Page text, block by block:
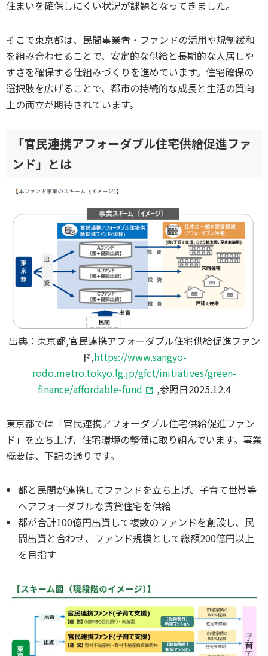
住まいを確保しにくい状況が課題となってきました。
そこで東京都は、民間事業者・ファンドの活用や規制緩和
を組み合わせることで、安定的な供給と長期的な入居しや
すさを確保する仕組みづくりを進めています。住宅確保の
選択肢を広げることで、都市の持続的な成長と生活の質向
上の両立が期待されています。
「官民連携アフォーダブル住宅供給促進ファ
ンド」とは
出典：東京都,官民連携アフォーダブル住宅供給促進ファン
ド,https://www.sangyo-
rodo.metro.tokyo.lg.jp/gfct/initiatives/green-
finance/affordable-fund
,参照日2025.12.4
東京都では「官民連携アフォーダブル住宅供給促進ファン
ド」を立ち上げ、住宅環境の整備に取り組んでいます。事業
概要は、下記の通りです。
都と民間が連携してファンドを立ち上げ、子育て世帯等
へアフォーダブルな賃貸住宅を供給
都が合計100億円出資して複数のファンドを創設し、民
間出資と合わせ、ファンド規模として総額200億円以上
を目指す